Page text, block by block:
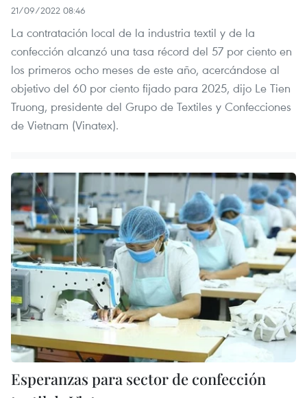
21/09/2022 08:46
La contratación local de la industria textil y de la
confección alcanzó una tasa récord del 57 por ciento en
los primeros ocho meses de este año, acercándose al
objetivo del 60 por ciento fijado para 2025, dijo Le Tien
Truong, presidente del Grupo de Textiles y Confecciones
de Vietnam (Vinatex).
Esperanzas para sector de confección